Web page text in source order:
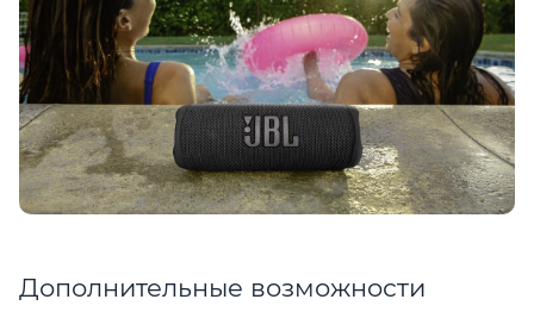
Дополнительные возможности